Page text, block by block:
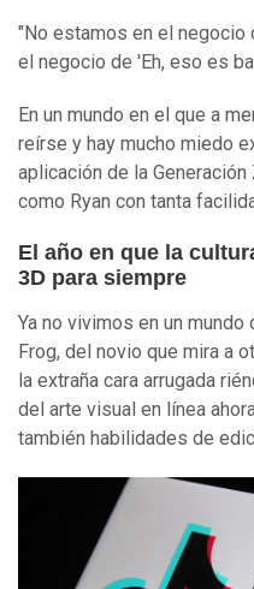
"No estamos en el negocio
el negocio de 'Eh, eso es
En un mundo en el que a
reírse y hay mucho miedo
aplicación de la
como Ryan con tanta
El año en que la
3D para siempre
Ya no vivimos en un
Frog, del novio que mira a
la extraña cara arrugada
del arte visual en línea
también habilidades de